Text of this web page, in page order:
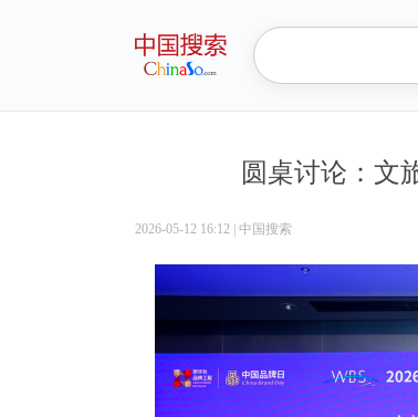
圆桌讨论：文
2026-05-12 16:12 中国搜索